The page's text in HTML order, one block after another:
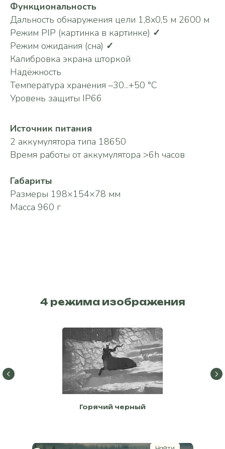
Функциональность
Дальность обнаружения цели 1,8х0,5 м 2600 м
Режим PIP (картинка в картинке) ✓
Режим ожидания (сна) ✓
Калибровка экрана шторкой
Надёжность
Температура хранения –30...+50 °C
Уровень защиты IP66
Источник питания
2 аккумулятора типа 18650
Время работы от аккумулятора >6h часов
Габариты
Размеры 198×154×78 мм
Масса 960 г
4 режима изображения
Горячий черный